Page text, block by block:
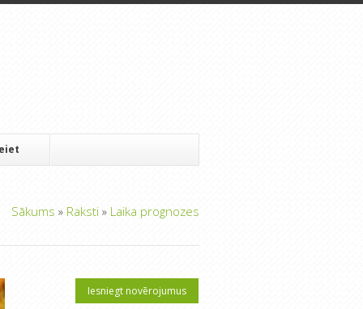
Sākums » Raksti » Laika prognozes
Iesniegt novērojumus